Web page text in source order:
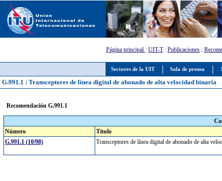
Sectores de la UIT Sala de prensa
Página principal : UIT-T: Publicaciones :
G.991.1 : Transceptores de línea digital de abonado de alta velocidad binaria
Recomendación G.991.1
Número
Título
G.991.1 (10/98)
Transceptores de línea digital de abonado de alta